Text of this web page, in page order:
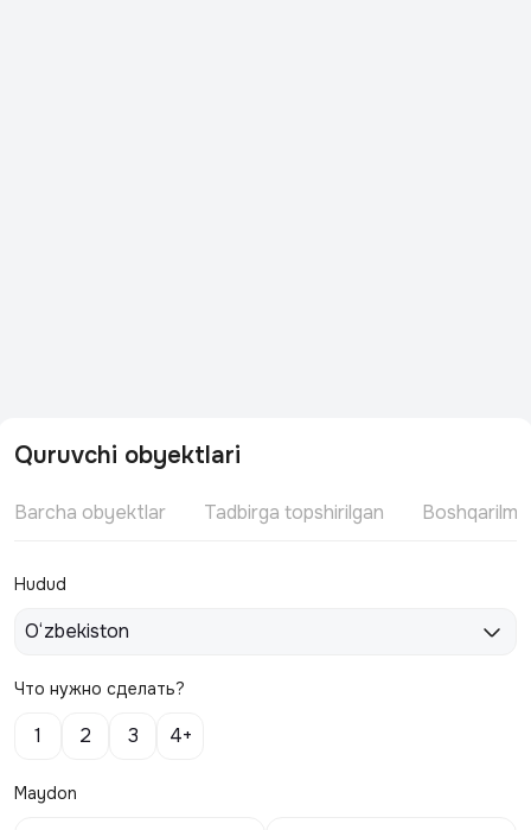
Quruvchi obyektlari
Barcha obyektlar Tadbirga topshirilgan
Hudud
O‘zbekiston
Что нужно сделать?
1 2 3 4+
Maydon